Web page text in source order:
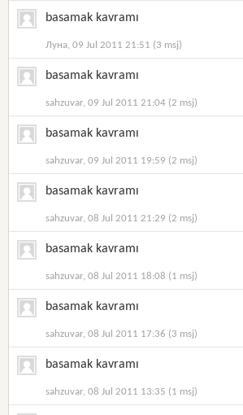
basamak kavramı
Луна, 09 Jul 2011 21:51 (3 msj)
basamak kavramı
sahzuvar, 09 Jul 2011 21:04 (2 msj)
basamak kavramı
sahzuvar, 09 Jul 2011 19:59 (2 msj)
basamak kavramı
sahzuvar, 08 Jul 2011 21:29 (2 msj)
basamak kavramı
sahzuvar, 08 Jul 2011 18:08 (1 msj)
basamak kavramı
sahzuvar, 08 Jul 2011 17:36 (3 msj)
basamak kavramı
sahzuvar, 08 Jul 2011 13:35 (1 msj)